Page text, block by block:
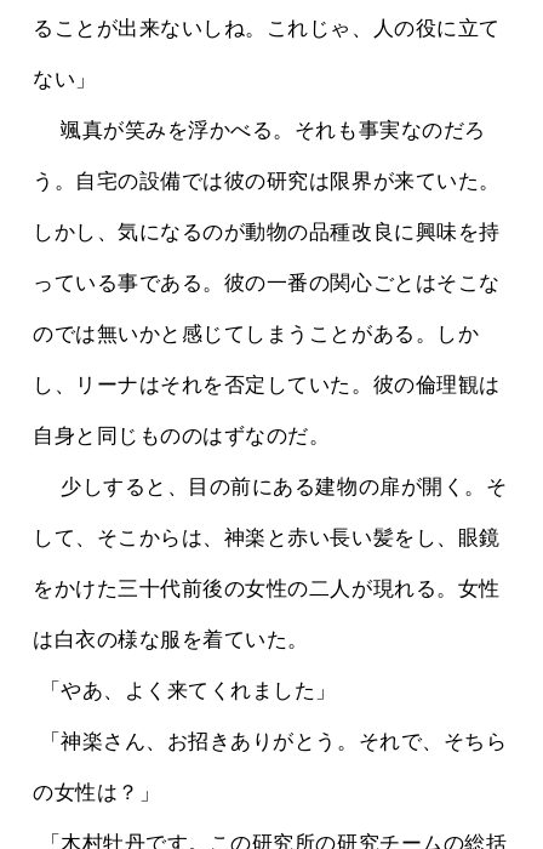
ることが出来ないしね。これじゃ、人の役に立て
ない」
う。自宅の設備では彼の研究は限界が来ていた。
しかし、気になるのが動物の品種改良に興味を持
っている事である。彼の一番の関心ごとはそこな
のでは無いかと感じてしまうことがある。しか
し、リーナはそれを否定していた。彼の倫理観は
自身と同じもののはずなのだ。
して、そこからは、神楽と赤い長い髪をし、眼鏡
をかけた三十代前後の女性の二人が現れる。女性
は白衣の様な服を着ていた。
「やあ、よく来てくれました」
の女性は？」